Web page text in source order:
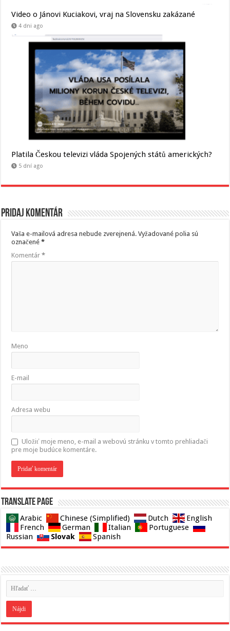
Video o Jánovi Kuciakovi, vraj na Slovensku zakázané
4 dni ago
Platila Českou televizi vláda Spojených států amerických?
5 dní ago
Pridaj komentár
Vaša e-mailová adresa nebude zverejnená. Vyžadované polia sú
označené*
Komentár*
Meno
E-mail
Adresa webu
Uložiť moje meno, e-mail a webovú stránku v tomto prehliadači
pre moje budúce komentáre.
Translate page
Arabic Chinese (Simplified) Dutch
English
French
German Italian
Portuguese
Russian
Slovak Spanish